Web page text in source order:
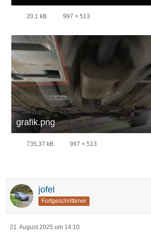
20,1 kB 997 × 513
grafik.png
735,37 kB 997 × 513
jofel
Fortgeschrittener
21. August 2025 um 14:10